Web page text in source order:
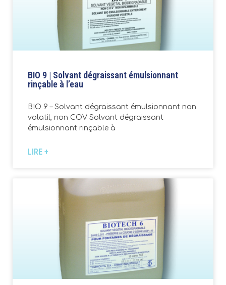
BIO 9 | Solvant dégraissant émulsionnant
rinçable à l’eau
BIO 9 – Solvant dégraissant émulsionnant non
volatil, non COV Solvant dégraissant
émulsionnant rinçable à
LIRE +